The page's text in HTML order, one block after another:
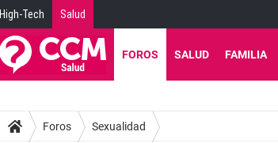
High-Tech Salud
FOROS SALUD FAMILIA
Foros Sexualidad